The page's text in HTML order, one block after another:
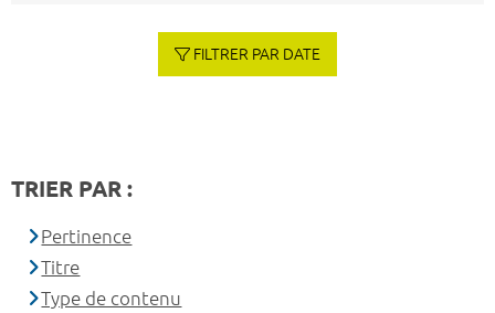
FILTRER PAR DATE
TRIER PAR :
Pertinence
Titre
Type de contenu